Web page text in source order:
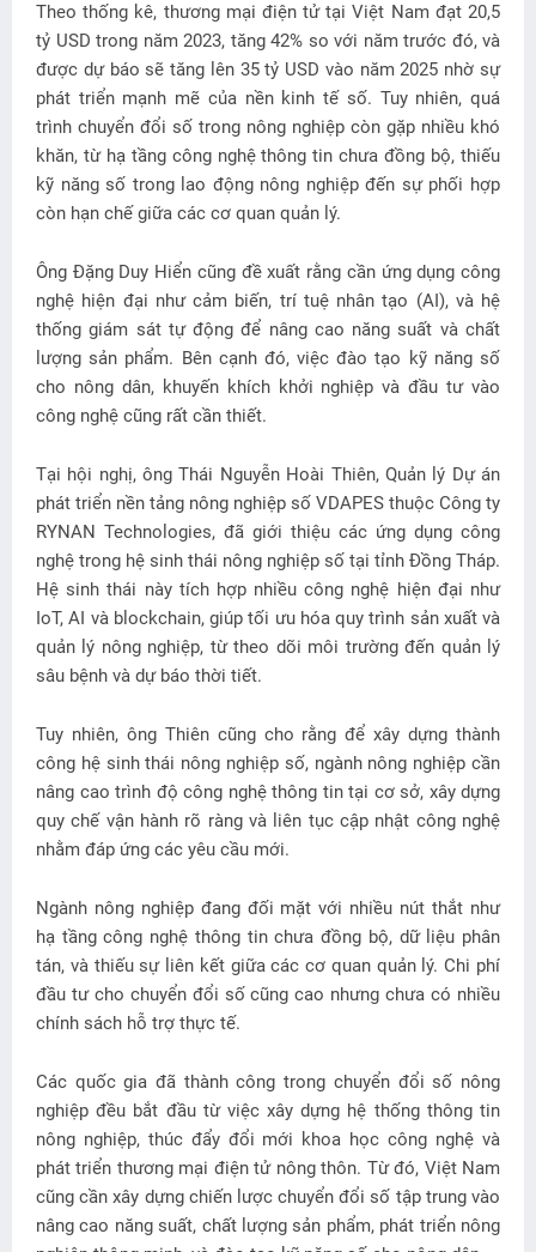
Theo thống kê, thương mại điện tử tại Việt Nam đạt 20,5
tỷ USD trong năm 2023, tăng 42% so với năm trước đó, và
được dự báo sẽ tăng lên 35 tỷ USD vào năm 2025 nhờ sự
phát triển mạnh mẽ của nền kinh tế số. Tuy nhiên, quá
trình chuyển đổi số trong nông nghiệp còn gặp nhiều khó
khăn, từ hạ tầng công nghệ thông tin chưa đồng bộ, thiếu
kỹ năng số trong lao động nông nghiệp đến sự phối hợp
còn hạn chế giữa các cơ quan quản lý.
Ông Đặng Duy Hiển cũng đề xuất rằng cần ứng dụng công
nghệ hiện đại như cảm biến, trí tuệ nhân tạo (AI), và hệ
thống giám sát tự động để nâng cao năng suất và chất
lượng sản phẩm. Bên cạnh đó, việc đào tạo kỹ năng số
cho nông dân, khuyến khích khởi nghiệp và đầu tư vào
công nghệ cũng rất cần thiết.
Tại hội nghị, ông Thái Nguyễn Hoài Thiên, Quản lý Dự án
phát triển nền tảng nông nghiệp số VDAPES thuộc Công ty
RYNAN Technologies, đã giới thiệu các ứng dụng công
nghệ trong hệ sinh thái nông nghiệp số tại tỉnh Đồng Tháp.
Hệ sinh thái này tích hợp nhiều công nghệ hiện đại như
IoT, AI và blockchain, giúp tối ưu hóa quy trình sản xuất và
quản lý nông nghiệp, từ theo dõi môi trường đến quản lý
sâu bệnh và dự báo thời tiết.
Tuy nhiên, ông Thiên cũng cho rằng để xây dựng thành
công hệ sinh thái nông nghiệp số, ngành nông nghiệp cần
nâng cao trình độ công nghệ thông tin tại cơ sở, xây dựng
quy chế vận hành rõ ràng và liên tục cập nhật công nghệ
nhằm đáp ứng các yêu cầu mới.
Ngành nông nghiệp đang đối mặt với nhiều nút thắt như
hạ tầng công nghệ thông tin chưa đồng bộ, dữ liệu phân
tán, và thiếu sự liên kết giữa các cơ quan quản lý. Chi phí
đầu tư cho chuyển đổi số cũng cao nhưng chưa có nhiều
chính sách hỗ trợ thực tế.
Các quốc gia đã thành công trong chuyển đổi số nông
nghiệp đều bắt đầu từ việc xây dựng hệ thống thông tin
nông nghiệp, thúc đẩy đổi mới khoa học công nghệ và
phát triển thương mại điện tử nông thôn. Từ đó, Việt Nam
cũng cần xây dựng chiến lược chuyển đổi số tập trung vào
nâng cao năng suất, chất lượng sản phẩm, phát triển nông